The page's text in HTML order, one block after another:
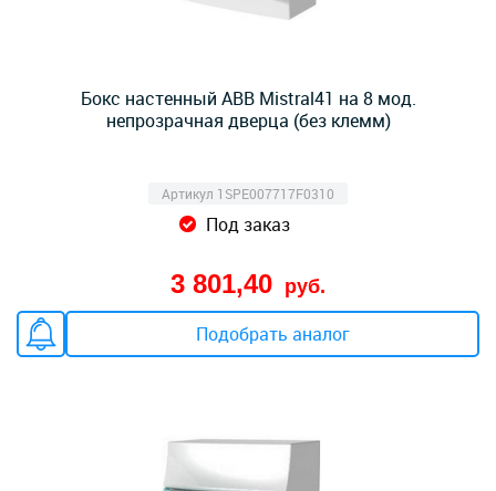
Бокс настенный ABB Mistral41 на 8 мод.
непрозрачная дверца (без клемм)
Артикул 1SPE007717F0310
Под заказ
3 801,40 руб.
Подобрать аналог